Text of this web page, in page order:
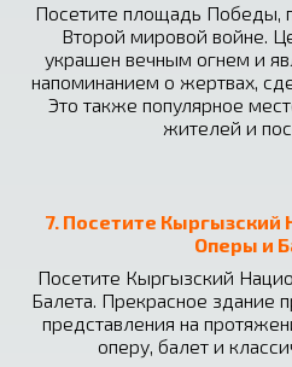
Посетите площадь Победы,
Второй мировой войне.
украшен вечным огнем и
напоминанием о жертвах,
Это также популярное
жителей и
7. Посетите Кыргызский
Оперы и
Посетите Кыргызский
Балета. Прекрасное здание
представления на
оперу, балет и